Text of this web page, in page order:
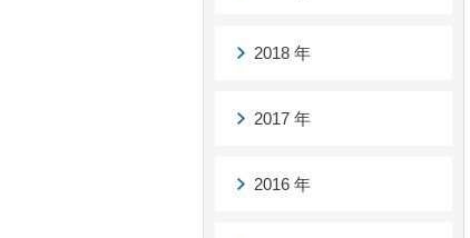
2018 年
2017 年
2016 年